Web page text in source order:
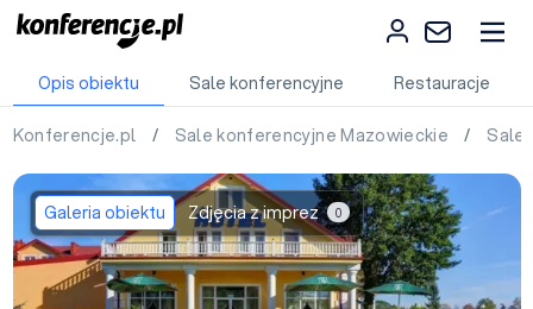
Opis obiektu Sale konferencyjne Restauracje
Konferencje.pl / Sale konferencyjne Mazowieckie / Sale
Galeria obiektu Zdjęcia z imprez 0